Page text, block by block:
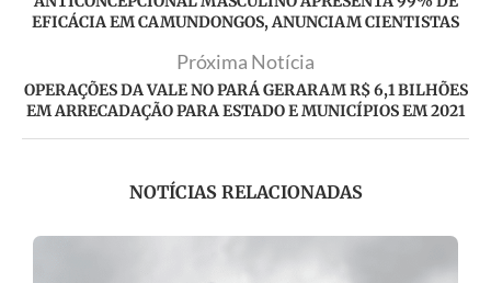
EFICÁCIA EM CAMUNDONGOS, ANUNCIAM CIENTISTAS
Próxima Notícia
OPERAÇÕES DA VALE NO PARÁ GERARAM R$ 6,1 BILHÕES
EM ARRECADAÇÃO PARA ESTADO E MUNICÍPIOS EM 2021
NOTÍCIAS RELACIONADAS